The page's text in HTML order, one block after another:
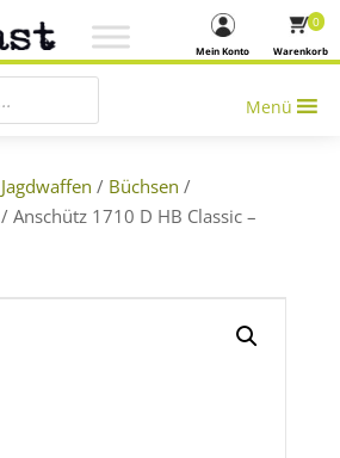
Warenkorb
0
Mein Konto
Menü
Jagdwaffen / Büchsen /
/ Anschütz 1710 D HB Classic –